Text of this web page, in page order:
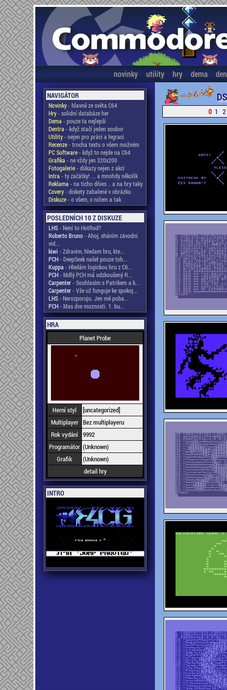
novinky utility hry dema
NAVIGÁTOR
Novinky- hlavně ze světa C64
Hry- solidní databáze her
Dema - pouze ta nejlepší
Dentra - když stačí jeden soubor
Utility- nejen pro práci a legraci
Recenze- trocha textu o všem možném
PC Software- když to nejde na C64
Grafika - ne vždy jen 320x200
Fotogalerie- důkazy nejen z akcí
Intra - ty začátky! ... a mnohdy několik
Reklama - na ticho dňies .. a na hry taky
Covery- diskety zabalené v obrázku
Diskuze- o všem, o ničem a tak
POSLEDNÍCH 10 Z DISKUZE
LHS- Není to HotRod?
Roberto Bruno- Ahoj, sháním závodní
vid...
kiwi - Zdravim, hledam hru, kte...
PCH- DeepSeek našel pouze toh...
Kuppa - Hledám logickou hru z C6...
PCH- Mdlý PCH má odzkoušený R...
Carpenter- Souhlasím s Patrikem a k...
Carpenter- Vše už funguje ke spokoj...
LHS- Nerozporuju. Jen mě poba...
PCH- Mas dve moznosti. 1. bu...
HRA
Planet Probe
Herní styl
[uncategorized]
Multiplayer Bez multiplayeru
Rok vydání 9992
Programátor (Unknown)
Grafik
(Unknown)
detail hry
INTRO
0 1 2